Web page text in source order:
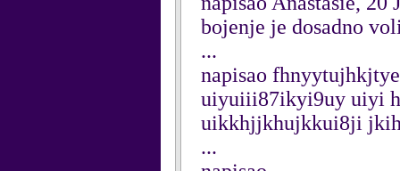
bojenje je dosadno
...
napisao
uiyuiii87ikyi9uy uiyi
uikkhjjkhujkkui8ji
...